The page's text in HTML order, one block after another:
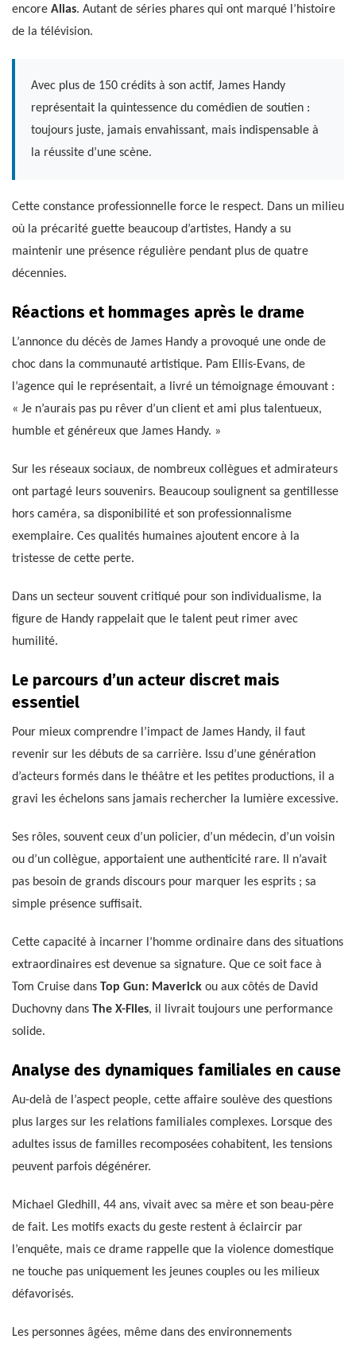
encore Alias. Autant de séries phares qui ont marqué l’histoire
de la télévision.
Avec plus de 150 crédits à son actif, James Handy
représentait la quintessence du comédien de soutien :
toujours juste, jamais envahissant, mais indispensable à
la réussite d’une scène.
Cette constance professionnelle force le respect. Dans un milieu
où la précarité guette beaucoup d’artistes, Handy a su
maintenir une présence régulière pendant plus de quatre
décennies.
Réactions et hommages après le drame
L’annonce du décès de James Handy a provoqué une onde de
choc dans la communauté artistique. Pam Ellis-Evans, de
l’agence qui le représentait, a livré un témoignage émouvant :
« Je n’aurais pas pu rêver d’un client et ami plus talentueux,
humble et généreux que James Handy. »
Sur les réseaux sociaux, de nombreux collègues et admirateurs
ont partagé leurs souvenirs. Beaucoup soulignent sa gentillesse
hors caméra, sa disponibilité et son professionnalisme
exemplaire. Ces qualités humaines ajoutent encore à la
tristesse de cette perte.
Dans un secteur souvent critiqué pour son individualisme, la
figure de Handy rappelait que le talent peut rimer avec
humilité.
Le parcours d’un acteur discret mais
essentiel
Pour mieux comprendre l’impact de James Handy, il faut
revenir sur les débuts de sa carrière. Issu d’une génération
d’acteurs formés dans le théâtre et les petites productions, il a
gravi les échelons sans jamais rechercher la lumière excessive.
Ses rôles, souvent ceux d’un policier, d’un médecin, d’un voisin
ou d’un collègue, apportaient une authenticité rare. Il n’avait
pas besoin de grands discours pour marquer les esprits ; sa
simple présence suffisait.
Cette capacité à incarner l’homme ordinaire dans des situations
extraordinaires est devenue sa signature. Que ce soit face à
Tom Cruise dans Top Gun: Maverick ou aux côtés de David
Duchovny dans The X-Files, il livrait toujours une performance
solide.
Analyse des dynamiques familiales en cause
Au-delà de l’aspect people, cette affaire soulève des questions
plus larges sur les relations familiales complexes. Lorsque des
adultes issus de familles recomposées cohabitent, les tensions
peuvent parfois dégénérer.
Michael Gledhill, 44 ans, vivait avec sa mère et son beau-père
de fait. Les motifs exacts du geste restent à éclaircir par
l’enquête, mais ce drame rappelle que la violence domestique
ne touche pas uniquement les jeunes couples ou les milieux
défavorisés.
Les personnes âgées, même dans des environnements